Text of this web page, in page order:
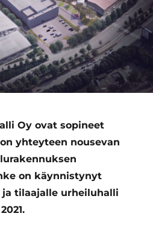
Oy ovat sopineet
yhteyteen nousevan
on käynnistynyt
tilaajalle urheiluhalli